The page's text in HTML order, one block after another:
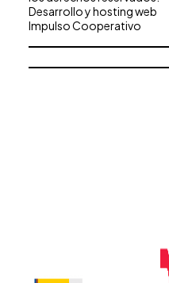
Desarrollo y hosting web
Impulso Cooperativo